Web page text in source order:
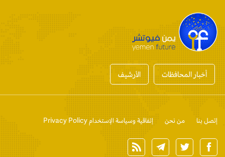
أخبار المحافظات الأرشيف
إتصل بنا من نحن إتفاقية وسياسة الإستخدام Privacy Policy